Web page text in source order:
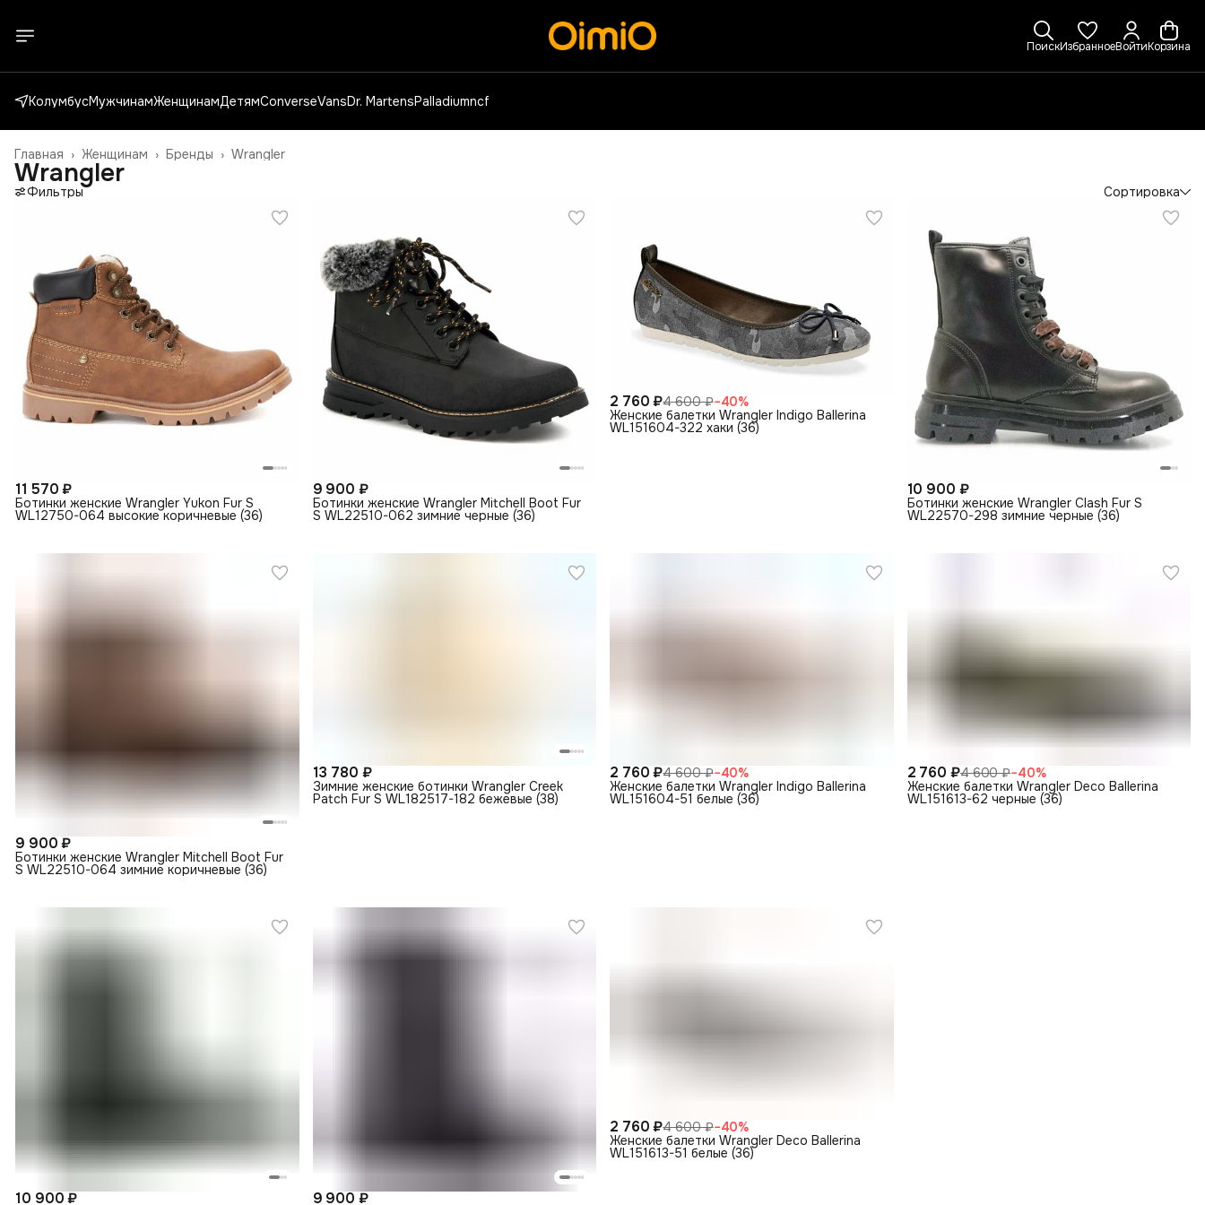
ПоискИзбранноеВойтиКорзина
КолумбусМужчинамЖенщинамДетямConverseVansDr. MartensPalladiumncf
Wrangler
Бренды ›
Женщинам ›
Главная ›
Wrangler
Фильтры Сортировка
11 570 ₽
Ботинки женские Wrangler Yukon Fur S
WL12750-064 высокие коричневые (36)
9 900 ₽
Ботинки женские Wrangler Mitchell Boot Fur
S WL22510-062 зимние черные (36)
2 760 ₽4 600 ₽−40%
Женские балетки Wrangler Indigo Ballerina
WL151604-322 хаки (36)
10 900 ₽
Ботинки женские Wrangler Clash Fur S
WL22570-298 зимние черные (36)
9 900 ₽
Ботинки женские Wrangler Mitchell Boot Fur
S WL22510-064 зимние коричневые (36)
13 780 ₽
Зимние женские ботинки Wrangler Creek
Patch Fur S WL182517-182 бежевые (38)
2 760 ₽4 600 ₽−40%
Женские балетки Wrangler Indigo Ballerina
WL151604-51 белые (36)
2 760 ₽4 600 ₽−40%
Женские балетки Wrangler Deco Ballerina
WL151613-62 черные (36)
10 900 ₽ 9 900 ₽
2 760 ₽4 600 ₽−40%
Женские балетки Wrangler Deco Ballerina
WL151613-51 белые (36)